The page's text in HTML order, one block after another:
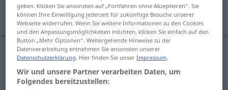
ófriðarstvöðvar
fpl Kriegsschauplatz
geben. Klicken Sie ansonsten auf „Fortfahren ohne Akzeptieren“. Sie
können Ihre Einwilligung jederzeit für zukünftige Besuche unserer
Webseite widerrufen. Wenn Sie weitere Informationen zu den Cookies
und den Anpassungsmöglichkeiten möchten, klicken Sie einfach auf den
Button „Mehr Optionen“. Weitergehende Hinweise zu der
Datenverarbeitung entnehmen Sie ansonsten unserer
Datenschutzerklärung. Hier finden Sie unserImpressum.
Wir und unsere Partner verarbeiten Daten, um
Folgendes bereitzustellen: